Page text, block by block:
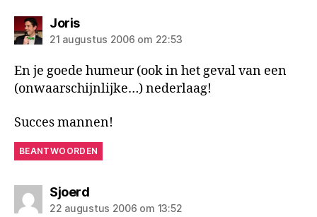
Joriszegt:
21 augustus 2006 om 22:53
En je goede humeur (ook in het geval van een
(onwaarschijnlijke…) nederlaag!
Succes mannen!
BEANTWOORDEN
Sjoerdzegt:
22 augustus 2006 om 13:52